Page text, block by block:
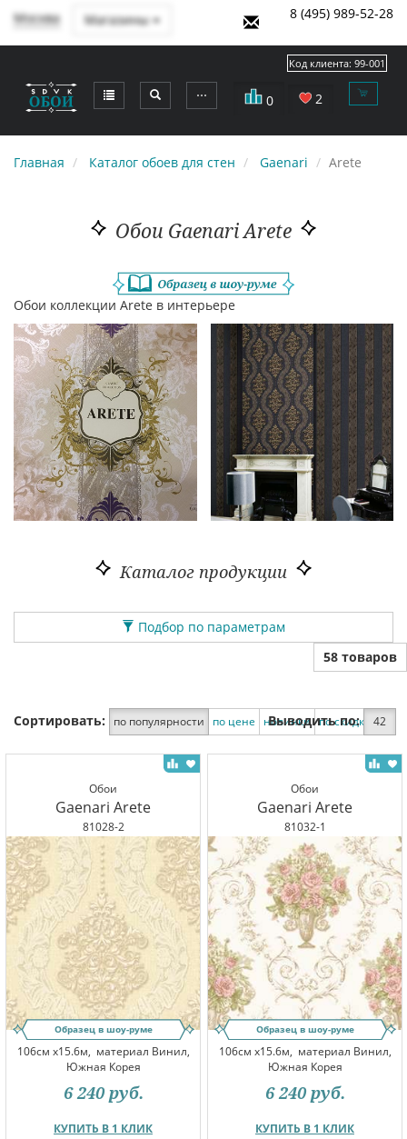
Москва Магазины 8 (495) 989-52-28
⋯ 0 2
Код клиента: 99-001
Главная Каталог обоев для стен Gaenari Arete
Обои Gaenari Arete
Обои коллекции Arete в интерьере
Каталог продукции
Подбор по параметрам
58 товаров
Сортировать: по популярности по цене новинки по скидке
Выводить по: 42
Обои
Gaenari Arete
81028-2
Образец в шоу-руме
106см x15.6м, материал Винил,
Южная Корея
КУПИТЬ В 1 КЛИК
6 240 руб.
Обои
Gaenari Arete
81032-1
Образец в шоу-руме
106см x15.6м, материал Винил,
Южная Корея
КУПИТЬ В 1 КЛИК
6 240 руб.